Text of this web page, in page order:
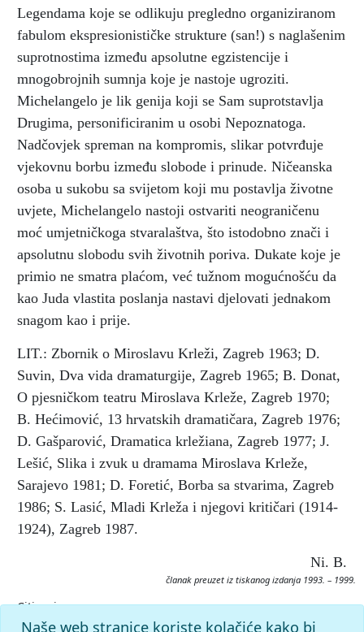
Legendama koje se odlikuju pregledno organiziranom
fabulom ekspresionističke strukture (san!) s naglašenim
suprotnostima između apsolutne egzistencije i
mnogobrojnih sumnja koje je nastoje ugroziti.
Michelangelo je lik genija koji se Sam suprotstavlja
Drugima, personificiranim u osobi Nepoznatoga.
Nadčovjek spreman na kompromis, slikar potvrđuje
vjekovnu borbu između slobode i prinude. Ničeanska
osoba u sukobu sa svijetom koji mu postavlja životne
uvjete, Michelangelo nastoji ostvariti neograničenu
moć umjetničkoga stvaralaštva, što istodobno znači i
apsolutnu slobodu svih životnih poriva. Dukate koje je
primio ne smatra plaćom, već tužnom mogućnošću da
kao Juda vlastita poslanja nastavi djelovati jednakom
snagom kao i prije.
LIT.: Zbornik o Miroslavu Krleži, Zagreb 1963; D.
Suvin, Dva vida dramaturgije, Zagreb 1965; B. Donat,
O pjesničkom teatru Miroslava Krleže, Zagreb 1970;
B. Hećimović, 13 hrvatskih dramatičara, Zagreb 1976;
D. Gašparović, Dramatica krležiana, Zagreb 1977; J.
Lešić, Slika i zvuk u dramama Miroslava Krleže,
Sarajevo 1981; D. Foretić, Borba sa stvarima, Zagreb
1986; S. Lasić, Mladi Krleža i njegovi kritičari (1914-
1924), Zagreb 1987.
Ni. B.
članak preuzet iz tiskanog izdanja 1993. – 1999.
Citiranje:
Michelangelo Buonarroti.Krležijana (1993–99), mrežno
Naše web stranice koriste kolačiće kako bi